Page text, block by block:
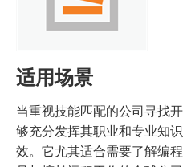
适用场景
当重视技能匹配的公司寻找
够充分发挥其职业和专业知
效。它尤其适合需要了解编